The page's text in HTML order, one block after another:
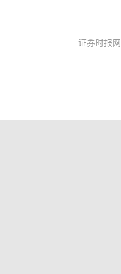
证券时报网